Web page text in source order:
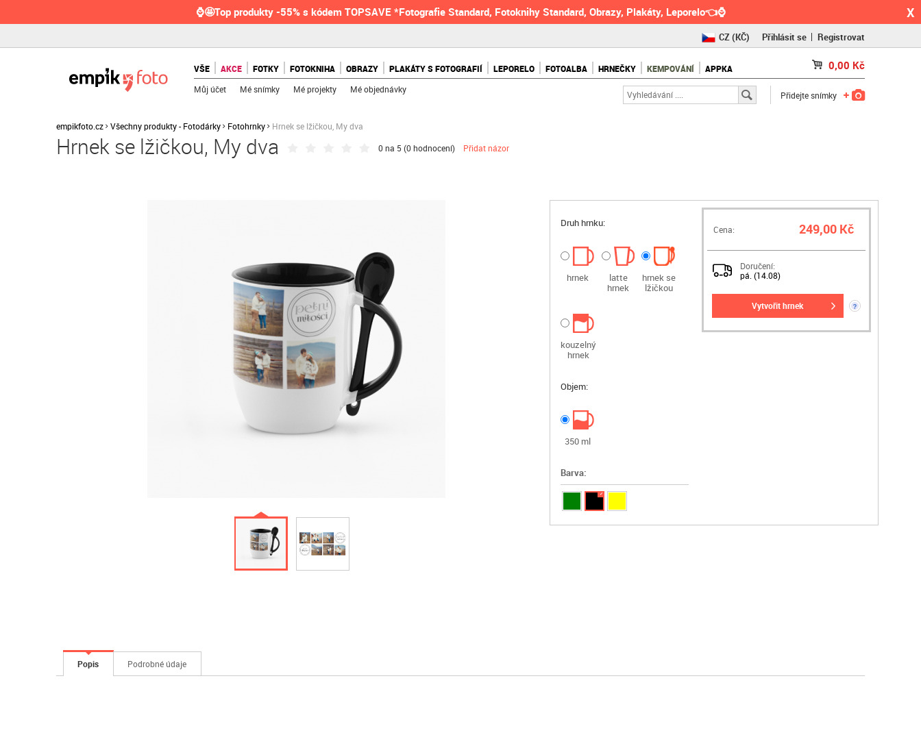
⌚🤩Top produkty -55% s kódem TOPSAVE *Fotografie Standard, Fotoknihy Standard, Obrazy, Plakáty, Leporelo👈⌚ X
CZ(KČ)
RO(RON)
Přihlásit se Registrovat
VŠE AKCE FOTKY FOTOKNIHA OBRAZY PLAKÁTY S FOTOGRAFIÍ LEPORELO FOTOALBA HRNEČKY KEMPOVÁNÍ APPKA 0,00 Kč
Můj účet Mé snímky Mé projekty Mé objednávky
Přidejte snímky
empikfoto.cz Všechny produkty - Fotodárky Fotohrnky Hrnek se lžičkou, My dva
Hrnek se lžičkou, My dva 0 na 5 (0 hodnocení) Přidat názor
Druh hrnku:
hrnek
latte
hrnek
hrnek se
lžičkou
kouzelný
hrnek
Objem:
350 ml
Barva:
✓
Cena: 249,00 Kč
Doručení:
pá. (14.08)
vytvořit hrnek ?
Popis Podrobné údaje